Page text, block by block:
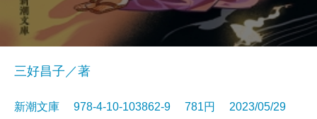
三好昌子／著
新潮文庫 978-4-10-103862-9 781円 2023/05/29